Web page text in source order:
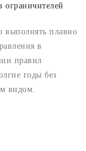
ограничителей
выполнять плавно
в
правил
годы без
видом.